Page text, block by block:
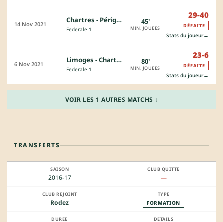
14 Nov 2021 Chartres - Périgueux
Federale 1
45'
MIN. JOUEES
29-40
DÉFAITE
Stats du joueur→
6 Nov 2021 Limoges - Chartres
Federale 1
80'
MIN. JOUEES
23-6
DÉFAITE
Stats du joueur→
VOIR LES 1 AUTRES MATCHS ↓
TRANSFERTS
2016-17 —
Rodez FORMATION